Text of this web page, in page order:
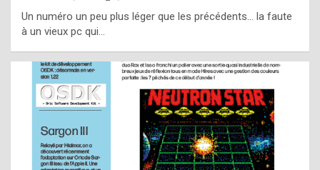
e
f
o
m
m
a
y
Un numéro un peu plus léger que les précédents… la faute
à un vieux pc qui…